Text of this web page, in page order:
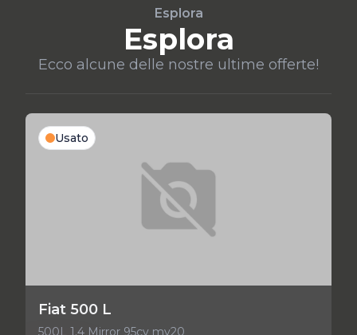
Esplora
Esplora
Ecco alcune delle nostre ultime offerte!
Usato
Fiat 500 L
500L 1.4 Mirror 95cv my20